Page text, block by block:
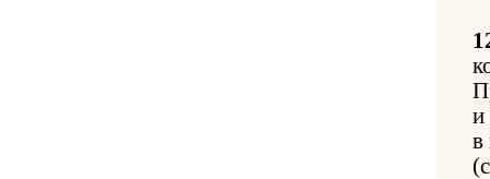
и
в